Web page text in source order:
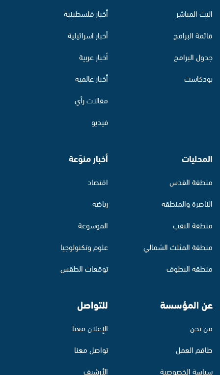
البث المباشر
قائمة البرامج
جدول البرامج
بودكاست
أخبار فلسطينية
أخبار اسرائيلية
أخبار عربية
أخبار عالمية
مقالات رأي
فيديو
المحليات
منطقة القدس
الناصرة والمنطقة
منطقة النقب
منطقة المثلث الشمالي
منطقة البطوف
أخبار منوّعة
اقتصاد
رياضة
الموسوعة
علوم وتكنولوجيا
توقعات الطقس
عن المؤسسة
من نحن
طاقم العمل
سياسة الخصوصية
للتواصل
الإعلان معنا
تواصل معنا
الأرشيف